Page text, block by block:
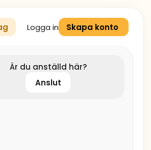
Logga in Skapa konto
Är du anställd här?
Anslut